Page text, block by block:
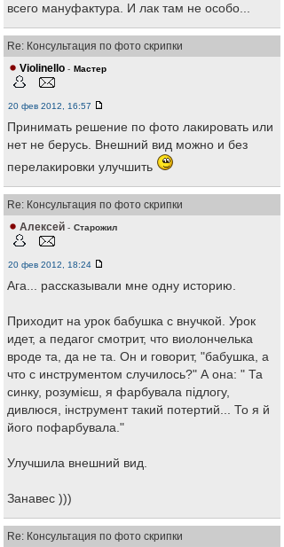
всего мануфактура. И лак там не особо...
Re: Консультация по фото скрипки
Violinello - Мастер
20 фев 2012, 16:57
Принимать решение по фото лакировать или
нет не берусь. Внешний вид можно и без
перелакировки улучшить
Re: Консультация по фото скрипки
Алексей - Старожил
20 фев 2012, 18:24
Ага... рассказывали мне одну историю.
Приходит на урок бабушка с внучкой. Урок
идет, а педагог смотрит, что виолончелька
вроде та, да не та. Он и говорит, "бабушка, а
что с инструментом случилось?" А она: " Та
синку, розумієш, я фарбувала підлогу,
дивлюся, інструмент такий потертий... То я й
його пофарбувала."
Улучшила внешний вид.
Занавес )))
Re: Консультация по фото скрипки